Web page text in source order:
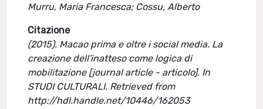
Murru, Maria Francesca; Cossu, Alberto
Citazione
(2015). Macao prima e oltre i social media. La
creazione dell'inatteso come logica di
mobilitazione [journal article - articolo]. In
STUDI CULTURALI. Retrieved from
http://hdl.handle.net/10446/162053